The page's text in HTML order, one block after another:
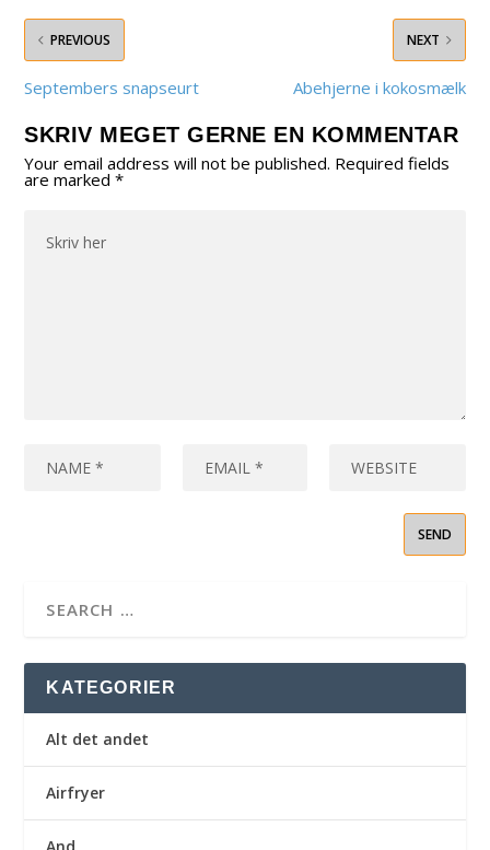
PREVIOUS
Septembers snapseurt
NEXT
Abehjerne i kokosmælk
SKRIV MEGET GERNE EN KOMMENTAR
Your email address will not be published. Required fields
are marked*
KATEGORIER
Alt det andet
Airfryer